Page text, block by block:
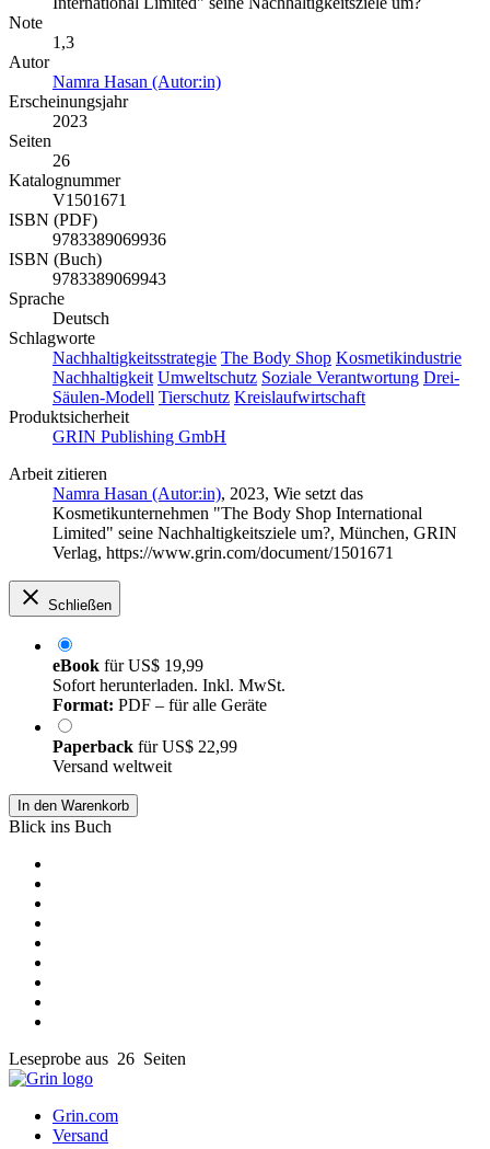
Note
1,3
Autor
Namra Hasan (Autor:in)
Erscheinungsjahr
2023
Seiten
26
Katalognummer
V1501671
ISBN (PDF)
9783389069936
ISBN (Buch)
9783389069943
Sprache
Deutsch
Schlagworte
Nachhaltigkeitsstrategie The Body Shop Kosmetikindustrie
Nachhaltigkeit Umweltschutz Soziale Verantwortung Drei-
Säulen-Modell Tierschutz Kreislaufwirtschaft
Produktsicherheit
GRIN Publishing GmbH
Arbeit zitieren
Namra Hasan (Autor:in), 2023, Wie setzt das
Kosmetikunternehmen "The Body Shop International
Limited" seine Nachhaltigkeitsziele um?, München, GRIN
Verlag, https://www.grin.com/document/1501671
Schließen
eBook fürUS$ 19,99
Sofort herunterladen. Inkl. MwSt.
Format: PDF – für alle Geräte
Paperback fürUS$ 22,99
Versand weltweit
In den Warenkorb
Blick ins Buch
Leseprobe aus 26 Seiten
Grin.com
Versand